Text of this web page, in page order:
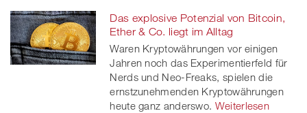
Das explosive Potenzial von Bitcoin,
Ether & Co. liegt im Alltag
Waren Kryptowährungen vor einigen
Jahren noch das Experimentierfeld für
Nerds und Neo-Freaks, spielen die
ernstzunehmenden Kryptowährungen
heute ganz anderswo. Weiterlesen